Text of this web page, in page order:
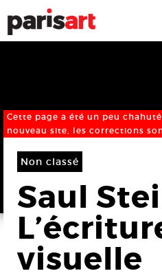
Cette page a été un peu
nouveau site, les corrections
Non classé
Saul
visuelle